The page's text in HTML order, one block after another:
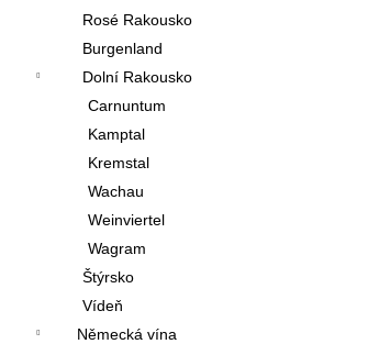
Rosé Rakousko
Burgenland
Dolní Rakousko
Carnuntum
Kamptal
Kremstal
Wachau
Weinviertel
Wagram
Štýrsko
Vídeň
Německá vína